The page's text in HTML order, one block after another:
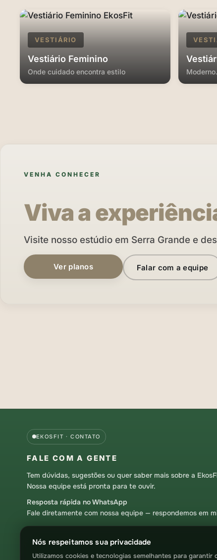
Nós respeitamos sua privacidade
Utilizamos cookies e tecnologias semelhantes para garantir
VESTIÁRIO
Vestiário Feminino
Onde cuidado encontra estilo
VENHA CONHECER
Viva a
Visite nosso estúdio em Serra Grande e
Ver planos Falar com a equipe
EKOSFIT · CONTATO
FALE COM A GENTE
Tem dúvidas, sugestões ou quer saber mais sobre a
Nossa equipe está pronta para te ouvir.
Resposta rápida no WhatsApp
Fale diretamente com nossa equipe — respondemos em